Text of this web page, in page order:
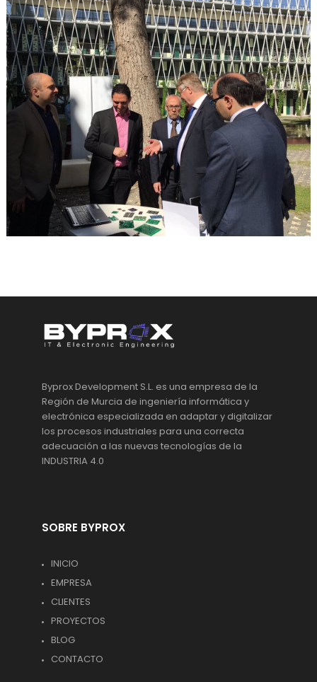
Byprox Development S.L. es una empresa de la
Región de Murcia de ingeniería informática y
electrónica especializada en adaptar y digitalizar
los procesos industriales para una correcta
adecuación a las nuevas tecnologías de la
INDUSTRIA 4.0
SOBRE BYPROX
INICIO
EMPRESA
CLIENTES
PROYECTOS
BLOG
CONTACTO